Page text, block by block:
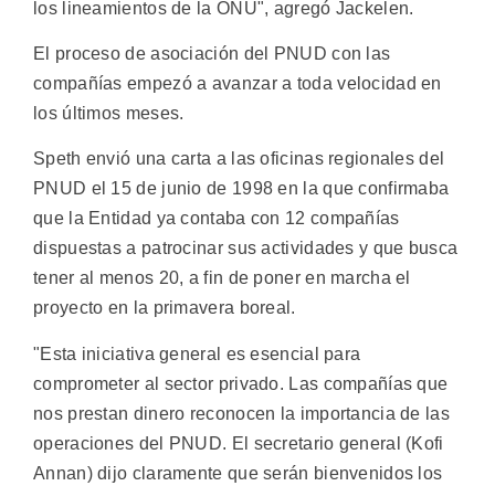
los lineamientos de la ONU", agregó Jackelen.
El proceso de asociación del PNUD con las
compañías empezó a avanzar a toda velocidad en
los últimos meses.
Speth envió una carta a las oficinas regionales del
PNUD el 15 de junio de 1998 en la que confirmaba
que la Entidad ya contaba con 12 compañías
dispuestas a patrocinar sus actividades y que busca
tener al menos 20, a fin de poner en marcha el
proyecto en la primavera boreal.
"Esta iniciativa general es esencial para
comprometer al sector privado. Las compañías que
nos prestan dinero reconocen la importancia de las
operaciones del PNUD. El secretario general (Kofi
Annan) dijo claramente que serán bienvenidos los